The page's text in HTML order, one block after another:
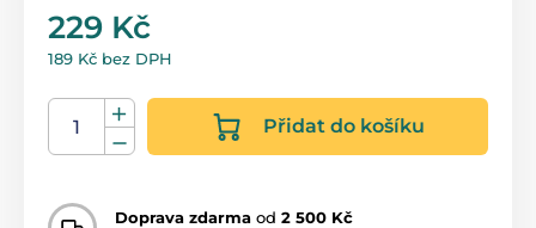
229 Kč
189 Kč bez DPH
Přidat do košíku
Doprava zdarma od 2 500 Kč